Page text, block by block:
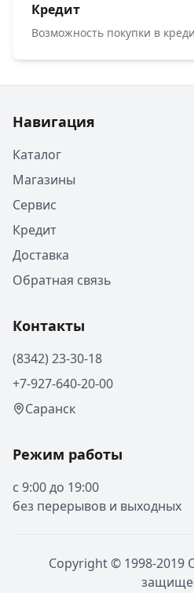
Кредит
Возможность покупки в
Навигация
Каталог
Магазины
Сервис
Кредит
Доставка
Обратная связь
Контакты
(8342) 23-30-18
+7-927-640-20-00
Саранск
Режим работы
с 9:00 до 19:00
без перерывов и выходных
Copyright © 1998-2019